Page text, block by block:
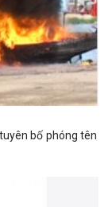
bố phóng tên